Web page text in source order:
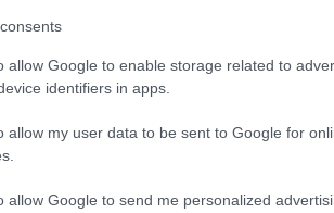
allow Google to enable storage related to
identifiers in apps.
allow my user data to be sent to Google for
allow Google to send me personalized
Κόσμος|20.12.2025 23:16
Τι κάνει ο πάπας Λέων
επενδύει παραγωγικά